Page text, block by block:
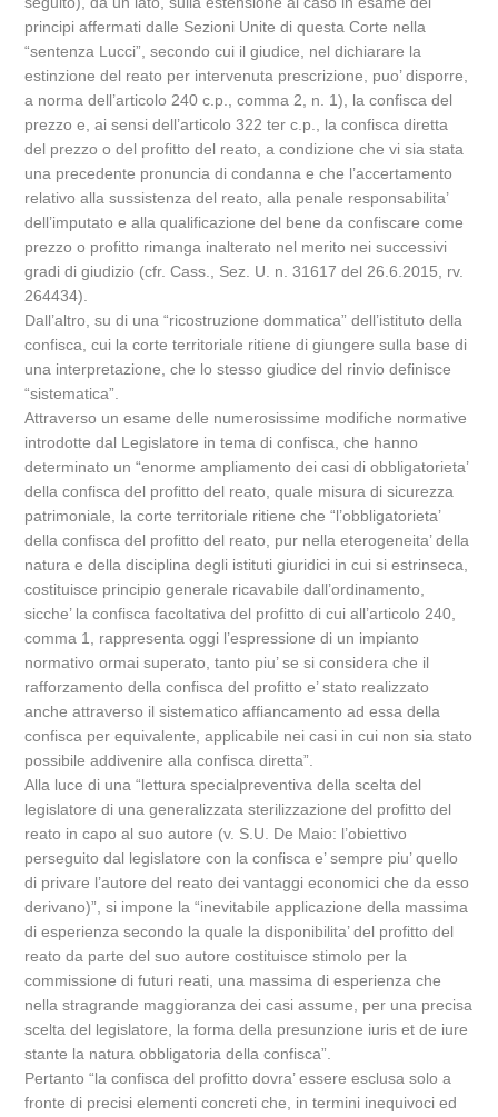
principi affermati dalle Sezioni Unite di questa Corte nella
“sentenza Lucci”, secondo cui il giudice, nel dichiarare la
estinzione del reato per intervenuta prescrizione, puo’ disporre,
a norma dell’articolo 240 c.p., comma 2, n. 1), la confisca del
prezzo e, ai sensi dell’articolo 322 ter c.p., la confisca diretta
del prezzo o del profitto del reato, a condizione che vi sia stata
una precedente pronuncia di condanna e che l’accertamento
relativo alla sussistenza del reato, alla penale responsabilita’
dell’imputato e alla qualificazione del bene da confiscare come
prezzo o profitto rimanga inalterato nel merito nei successivi
gradi di giudizio (cfr. Cass., Sez. U. n. 31617 del 26.6.2015, rv.
264434).
Dall’altro, su di una “ricostruzione dommatica” dell’istituto della
confisca, cui la corte territoriale ritiene di giungere sulla base di
una interpretazione, che lo stesso giudice del rinvio definisce
“sistematica”.
Attraverso un esame delle numerosissime modifiche normative
introdotte dal Legislatore in tema di confisca, che hanno
determinato un “enorme ampliamento dei casi di obbligatorieta’
della confisca del profitto del reato, quale misura di sicurezza
patrimoniale, la corte territoriale ritiene che “l’obbligatorieta’
della confisca del profitto del reato, pur nella eterogeneita’ della
natura e della disciplina degli istituti giuridici in cui si estrinseca,
costituisce principio generale ricavabile dall’ordinamento,
sicche’ la confisca facoltativa del profitto di cui all’articolo 240,
comma 1, rappresenta oggi l’espressione di un impianto
normativo ormai superato, tanto piu’ se si considera che il
rafforzamento della confisca del profitto e’ stato realizzato
anche attraverso il sistematico affiancamento ad essa della
confisca per equivalente, applicabile nei casi in cui non sia stato
possibile addivenire alla confisca diretta”.
Alla luce di una “lettura specialpreventiva della scelta del
legislatore di una generalizzata sterilizzazione del profitto del
reato in capo al suo autore (v. S.U. De Maio: l’obiettivo
perseguito dal legislatore con la confisca e’ sempre piu’ quello
di privare l’autore del reato dei vantaggi economici che da esso
derivano)”, si impone la “inevitabile applicazione della massima
di esperienza secondo la quale la disponibilita’ del profitto del
reato da parte del suo autore costituisce stimolo per la
commissione di futuri reati, una massima di esperienza che
nella stragrande maggioranza dei casi assume, per una precisa
scelta del legislatore, la forma della presunzione iuris et de iure
stante la natura obbligatoria della confisca”.
Pertanto “la confisca del profitto dovra’ essere esclusa solo a
fronte di precisi elementi concreti che, in termini inequivoci ed